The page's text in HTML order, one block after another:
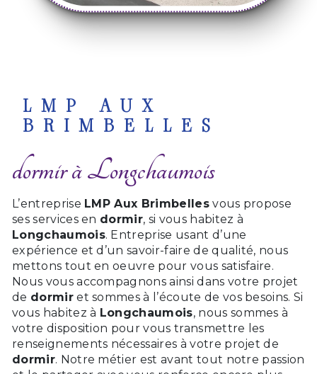
LMP AUX
BRIMBELLES
dormir à Longchaumois
L’entreprise LMP Aux Brimbellesvous propose
ses services en dormir, si vous habitez à
Longchaumois. Entreprise usant d’une
expérience et d’un savoir-faire de qualité, nous
mettons tout en oeuvre pour vous satisfaire.
Nous vous accompagnons ainsi dans votre projet
de dormiret sommes à l’écoute de vos besoins. Si
vous habitez à Longchaumois, nous sommes à
votre disposition pour vous transmettre les
renseignements nécessaires à votre projet de
dormir. Notre métier est avant tout notre passion